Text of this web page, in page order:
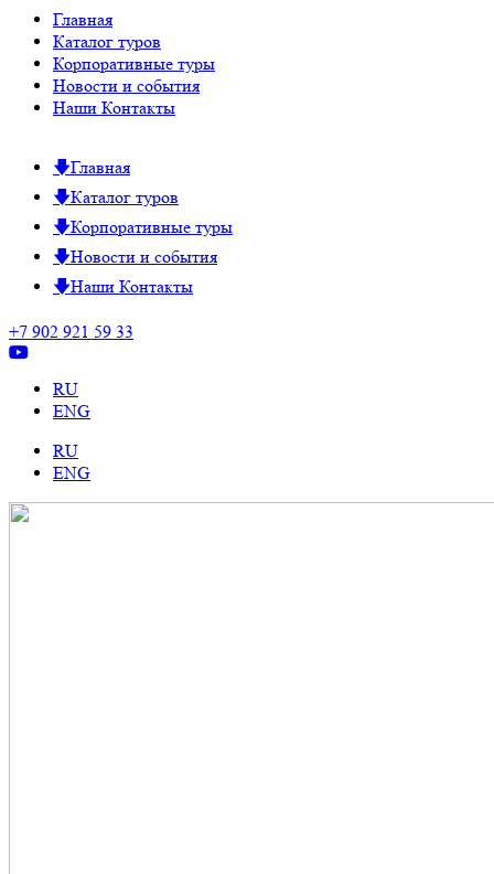
Главная
Каталог туров
Корпоративные туры
Новости и события
Наши Контакты
Главная
Каталог туров
Корпоративные туры
Новости и события
Наши Контакты
+7 902 921 59 33
RU
ENG
RU
ENG